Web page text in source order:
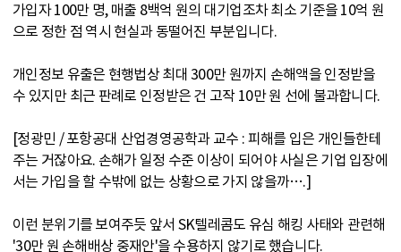
가입자 100만 명, 매출 8백억 원의 대기업조차 최소 기준을 10억 원
으로 정한 점 역시 현실과 동떨어진 부분입니다.
개인정보 유출은 현행법상 최대 300만 원까지 손해액을 인정받을
수 있지만 최근 판례로 인정받은 건 고작 10만 원 선에 불과합니다.
[정광민 / 포항공대 산업경영공학과 교수 : 피해를 입은 개인들한테
주는 거잖아요. 손해가 일정 수준 이상이 되어야 사실은 기업 입장에
서는 가입을 할 수밖에 없는 상황으로 가지 않을까….]
이런 분위기를 보여주듯 앞서 SK텔레콤도 유심 해킹 사태와 관련해
'30만 원 손해배상 중재안'을 수용하지 않기로 했습니다.